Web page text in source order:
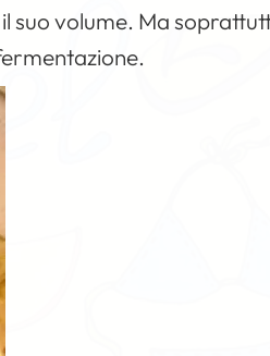
volume. Ma